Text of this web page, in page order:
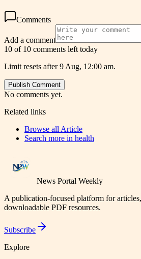
Comments
Add a comment
10 of 10 comments left today
Limit resets after 9 Aug, 12:00 am.
Publish Comment
No comments yet.
Related links
Browse all Article
Search more in health
News Portal Weekly
A publication-focused platform for
downloadable PDF resources.
Subscribe
Explore